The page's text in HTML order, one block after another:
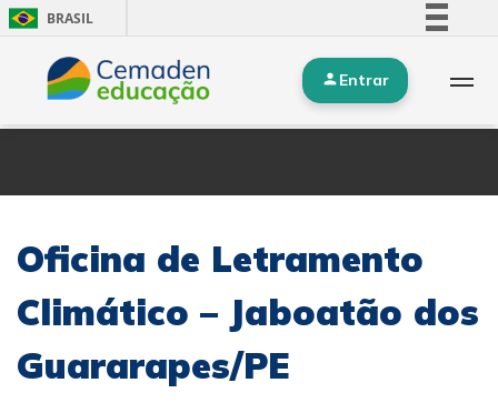
BRASIL
Simplifique!
Comunica BR
Entrar
Oficina de Letramento
Climático – Jaboatão dos
Guararapes/PE